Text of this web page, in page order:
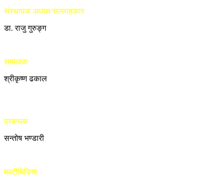
संस्थापक अध्यक्ष/सल्लाहकार
डा. राजु गुरुङ्ग
सम्पादक
श्रीकृष्ण ढकाल
प्रबन्धक
सन्तोष भण्डारी
मल्टीमिडिया